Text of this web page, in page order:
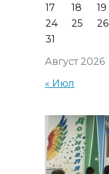
Август 2026
17
18 19
24
25 26
31
« Июл